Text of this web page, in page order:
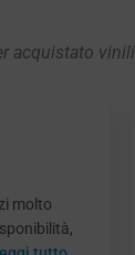
acquistato
molto